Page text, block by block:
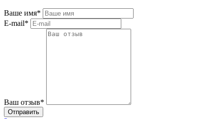
Ваше имя*
E-mail*
Ваш отзыв*